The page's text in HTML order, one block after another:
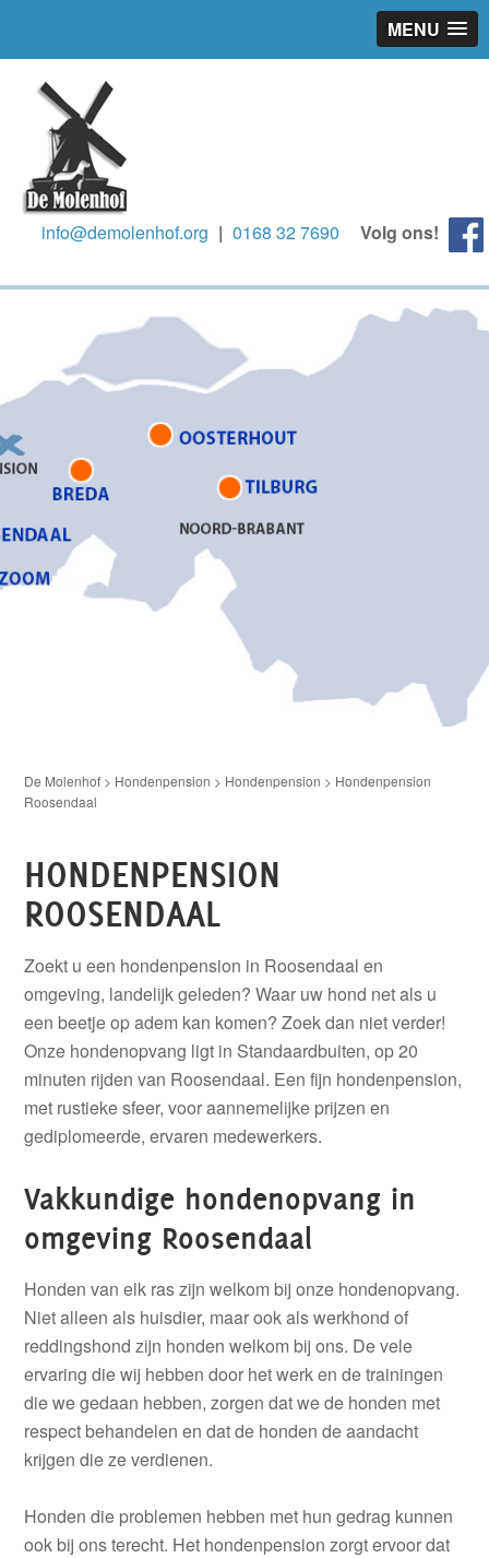
MENU
info@demolenhof.org | 0168 32 7690 Volg ons!
De Molenhof > Hondenpension > Hondenpension > Hondenpension
Roosendaal
HONDENPENSION
ROOSENDAAL
Zoekt u een hondenpension in Roosendaal en
omgeving, landelijk geleden? Waar uw hond net als u
een beetje op adem kan komen? Zoek dan niet verder!
Onze hondenopvang ligt in Standaardbuiten, op 20
minuten rijden van Roosendaal. Een fijn hondenpension,
met rustieke sfeer, voor aannemelijke prijzen en
gediplomeerde, ervaren medewerkers.
Vakkundige hondenopvang in
omgeving Roosendaal
Honden van elk ras zijn welkom bij onze hondenopvang.
Niet alleen als huisdier, maar ook als werkhond of
reddingshond zijn honden welkom bij ons. De vele
ervaring die wij hebben door het werk en de trainingen
die we gedaan hebben, zorgen dat we de honden met
respect behandelen en dat de honden de aandacht
krijgen die ze verdienen.
Honden die problemen hebben met hun gedrag kunnen
ook bij ons terecht. Het hondenpension zorgt ervoor dat